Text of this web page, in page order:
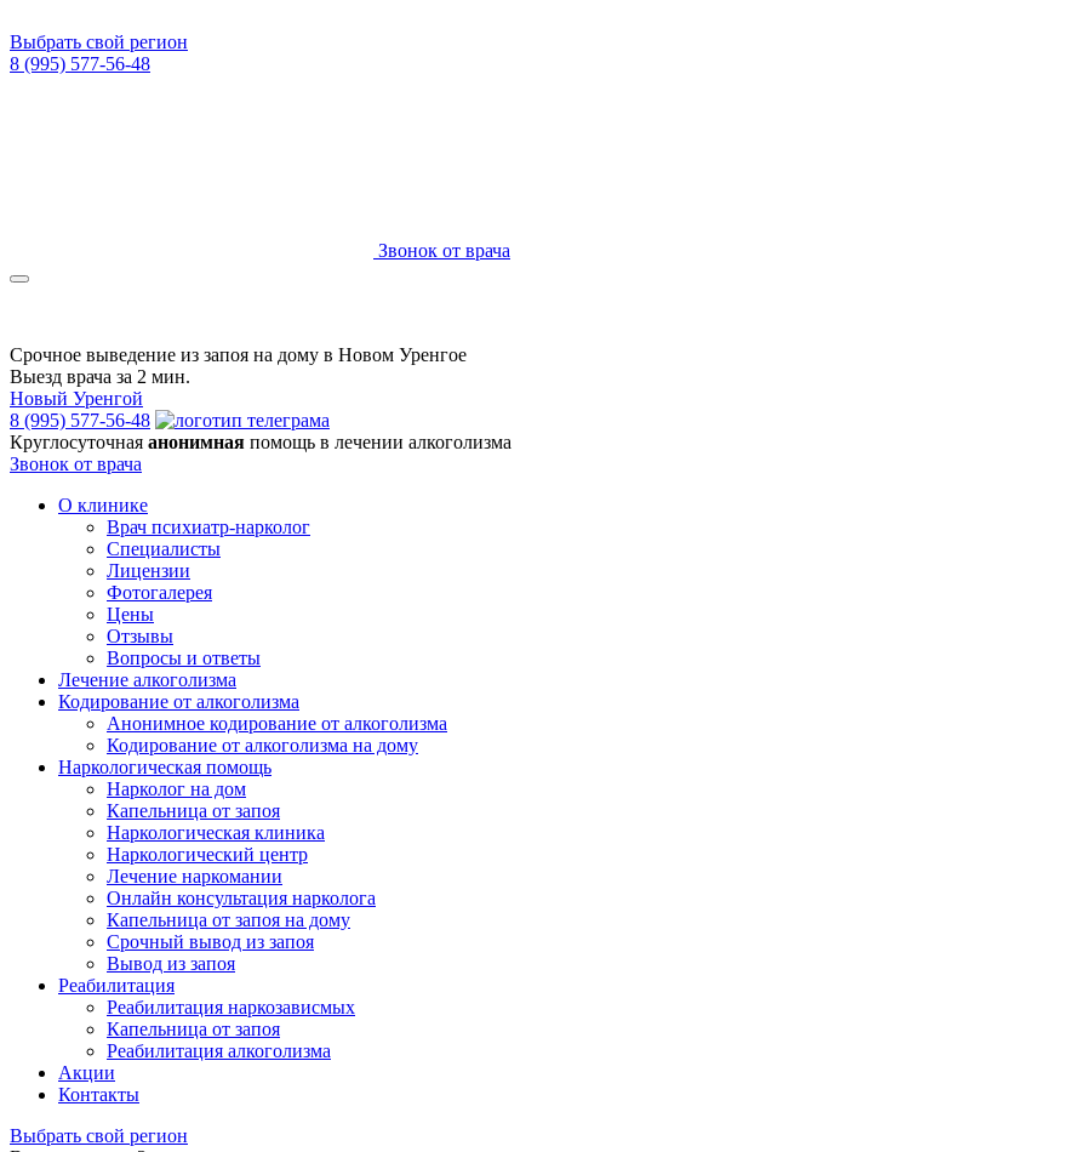
Выбрать свой регион
8 (995) 577-56-48
Звонок от врача
Срочное выведение из запоя на дому в Новом Уренгое
Выезд врача за 2 мин.
Новый Уренгой
8 (995) 577-56-48
Круглосуточная анонимная помощь в лечении алкоголизма
Звонок от врача
О клинике
Врач психиатр-нарколог
Специалисты
Лицензии
Фотогалерея
Цены
Отзывы
Вопросы и ответы
Лечение алкоголизма
Кодирование от алкоголизма
Анонимное кодирование от алкоголизма
Кодирование от алкоголизма на дому
Наркологическая помощь
Нарколог на дом
Капельница от запоя
Наркологическая клиника
Наркологический центр
Лечение наркомании
Онлайн консультация нарколога
Капельница от запоя на дому
Срочный вывод из запоя
Вывод из запоя
Реабилитация
Реабилитация наркозависмых
Капельница от запоя
Реабилитация алкоголизма
Акции
Контакты
Выбрать свой регион